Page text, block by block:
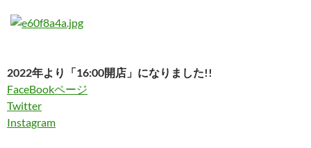
プ
2022年より「16:00開店」になりました!!
FaceBookページ
Twitter
Instagram